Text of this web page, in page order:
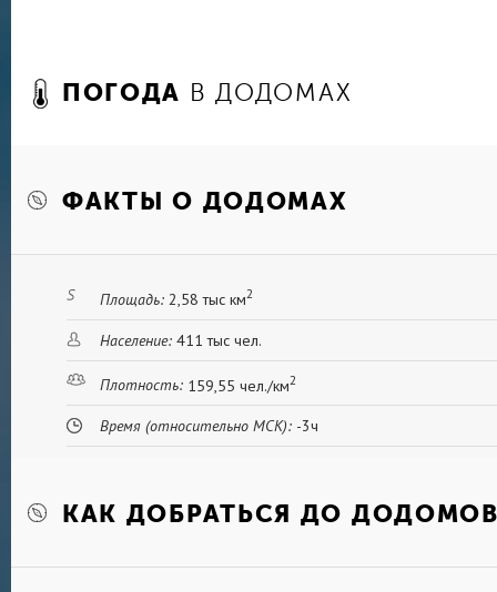
ПОГОДА В ДОДОМАХ
ФАКТЫ О ДОДОМАХ
Площадь: 2,58 тыс км2
Население: 411 тыс чел.
Плотность: 159,55 чел./км2
Время (относительно МСК): -3ч
КАК ДОБРАТЬСЯ ДО